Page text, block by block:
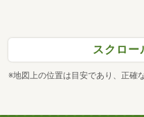
スクロー
※地図上の位置は目安であり、正確